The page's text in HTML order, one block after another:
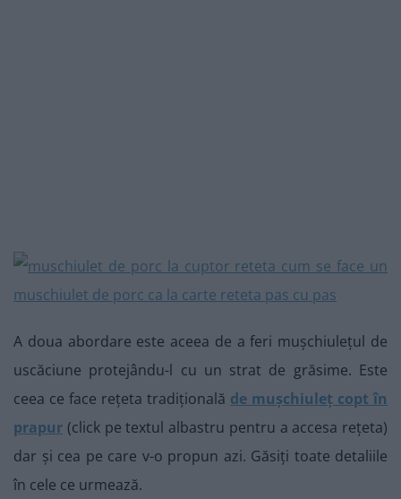
A doua abordare este aceea de a feri mușchiulețul de
uscăciune protejându-l cu un strat de grăsime. Este
ceea ce face rețeta tradițională de mușchiuleț copt în
prapur (click pe textul albastru pentru a accesa rețeta)
dar și cea pe care v-o propun azi. Găsiți toate detaliile
în cele ce urmează.